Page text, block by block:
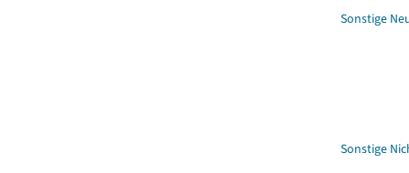
Sonstige
Sonstige